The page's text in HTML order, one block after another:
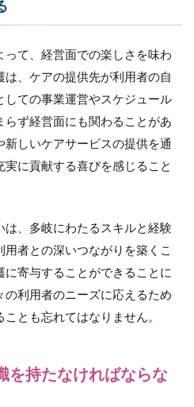
て、経営面での楽しさを味わ
、ケアの提供先が利用者の自
ての事業運営やスケジュール
ず経営面にも関わることがあ
新しいケアサービスの提供を通
に貢献する喜びを感じること
、多岐にわたるスキルと経験
者との深いつながりを築くこ
寄与することができることに
利用者のニーズに応えるため
とも忘れてはなりません。
を持たなければならな